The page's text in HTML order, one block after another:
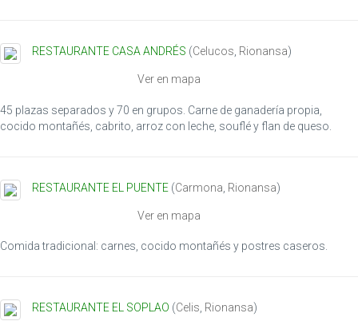
RESTAURANTE CASA ANDRÉS (Celucos Rionansa)
Ver en mapa
45 plazas separados y 70 en grupos. Carne de ganadería propia,
cocido montañés, cabrito, arroz con leche, souflé y flan de queso.
RESTAURANTE EL PUENTE (Carmona Rionansa)
Ver en mapa
Comida tradicional: carnes, cocido montañés y postres caseros.
RESTAURANTE EL SOPLAO (Celis Rionansa)